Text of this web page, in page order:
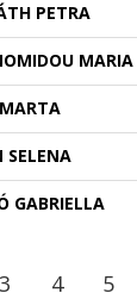
PETRA
MARIA
SELENA
GABRIELLA
3 4 5